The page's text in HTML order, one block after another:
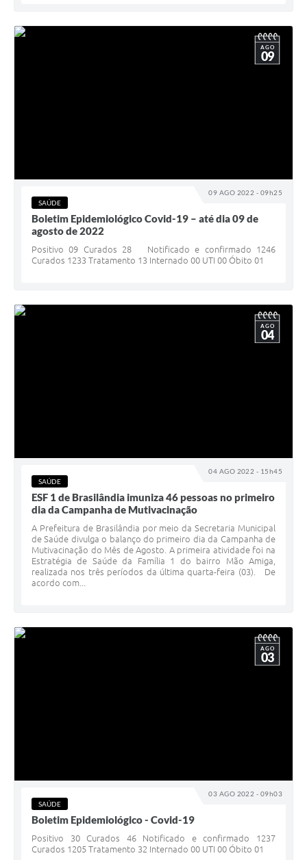
09 AGO 2022 - 09h25
AGO
09
SAÚDE
Boletim Epidemiológico Covid-19 – até dia 09 de
agosto de 2022
Positivo 09 Curados 28 Notificado e confirmado 1246
Curados 1233 Tratamento 13 Internado 00 UTI 00 Óbito 01
04 AGO 2022 - 15h45
AGO
04
SAÚDE
ESF 1 de Brasilândia imuniza 46 pessoas no primeiro
dia da Campanha de Mutivacinação
A Prefeitura de Brasilândia por meio da Secretaria Municipal
de Saúde divulga o balanço do primeiro dia da Campanha de
Mutivacinação do Mês de Agosto. A primeira atividade foi na
Estratégia de Saúde da Família 1 do bairro Mão Amiga,
realizada nos três períodos da última quarta-feira (03). De
acordo com...
03 AGO 2022 - 09h03
AGO
03
SAÚDE
Boletim Epidemiológico - Covid-19
Positivo 30 Curados 46 Notificado e confirmado 1237
Curados 1205 Tratamento 32 Internado 00 UTI 00 Óbito 01